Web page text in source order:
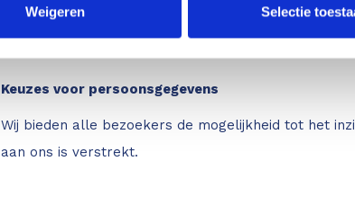
Weigeren Selectie
privacyverklaring te raadplegen.
Keuzes voor persoonsgegevens
Wij bieden alle bezoekers de mogelijkheid tot het
aan ons is verstrekt.